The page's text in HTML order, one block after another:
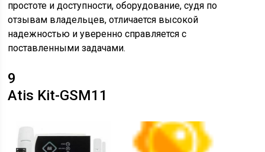
простоте и доступности, оборудование, судя по
отзывам владельцев, отличается высокой
надежностью и уверенно справляется с
поставленными задачами.
9
Atis Kit-GSM11